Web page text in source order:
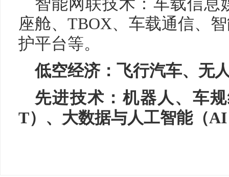
座舱、TBOX、车载通信、
护平台等。
低空经济：飞行汽车、无
先进技术：机器人、车
T）、大数据与人工智能（